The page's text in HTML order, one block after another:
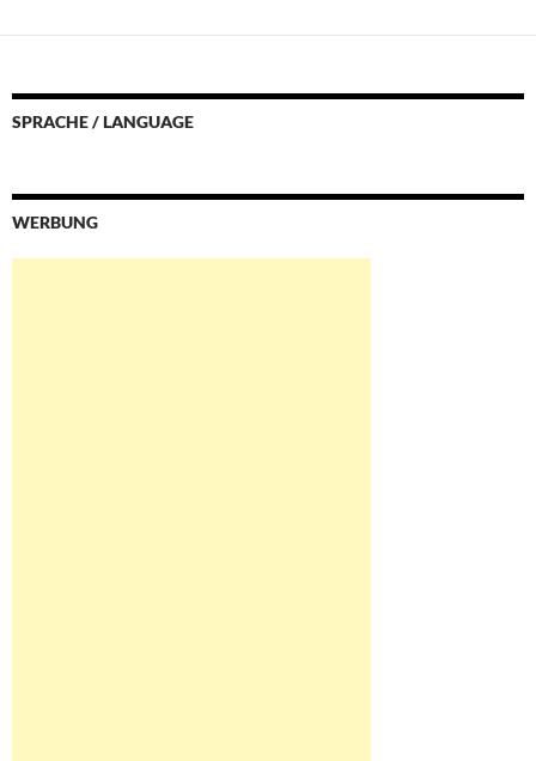
SPRACHE / LANGUAGE
WERBUNG